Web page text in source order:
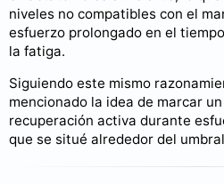
niveles no compatibles con el
esfuerzo prolongado en el
la fatiga.
Siguiendo este mismo
mencionado la idea de marcar
recuperación activa durante
que se situé alrededor del